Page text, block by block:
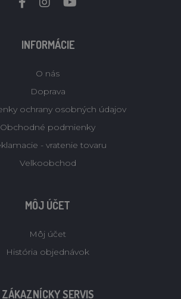
INFORMÁCIE
O nás
Doprava
ochrany osobných údajov
Obchodné podmienky
- vratenie tovaru
Velkoobchod
MÔJ ÚČET
Môj účet
História objednávok
ZÁKAZNÍCKY SERVIS